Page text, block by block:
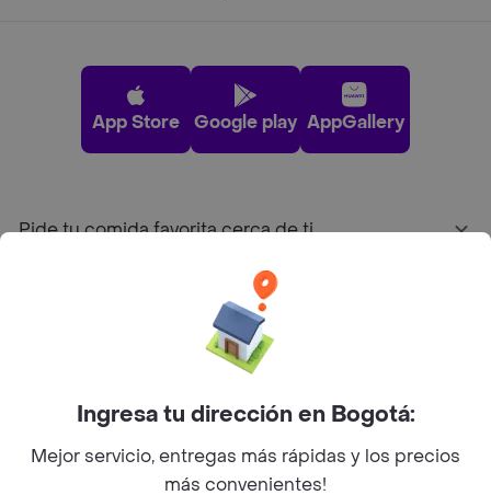
App Store Google play AppGallery
Pide tu comida favorita cerca de ti
Sobre Rappi
Ingresa tu dirección en Bogotá:
Mejor servicio, entregas más rápidas y los precios
más convenientes!